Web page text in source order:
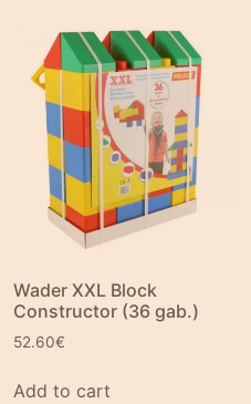
Wader XXL Block
Constructor (36 gab.)
52.60€
Add to cart